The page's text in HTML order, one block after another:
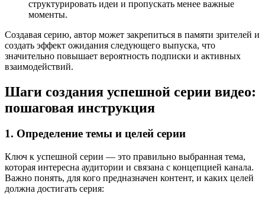
структурировать идеи и пропускать менее важные
моменты.
Создавая серию, автор может закрепиться в памяти зрителей и
создать эффект ожидания следующего выпуска, что
значительно повышает вероятность подписки и активных
взаимодействий.
Шаги создания успешной серии видео:
пошаговая инструкция
1. Определение темы и целей серии
Ключ к успешной серии — это правильно выбранная тема,
которая интересна аудитории и связана с концепцией канала.
Важно понять, для кого предназначен контент, и каких целей
должна достигать серия: